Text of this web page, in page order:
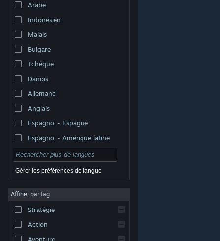
© Valve Corporation. Tous droits réservés. Toutes les
titulaires aux États-Unis et dans d'autres pays.
Accessibilité
Remboursements
Arabe
Indonésien
Malais
Bulgare
Tchèque
Danois
Allemand
Anglais
Espagnol - Espagne
Espagnol - Amérique latine
Gérer les préférences de langue
Affiner par tag
Stratégie
Action
Aventure